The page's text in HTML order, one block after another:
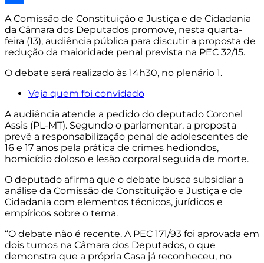
Share
A Comissão de Constituição e Justiça e de Cidadania
da Câmara dos Deputados promove, nesta quarta-
feira (13), audiência pública para discutir a proposta de
redução da maioridade penal prevista na PEC 32/15.
O debate será realizado às 14h30, no plenário 1.
Veja quem foi convidado
A audiência atende a pedido do deputado Coronel
Assis (PL-MT). Segundo o parlamentar, a proposta
prevê a responsabilização penal de adolescentes de
16 e 17 anos pela prática de crimes hediondos,
homicídio doloso e lesão corporal seguida de morte.
O deputado afirma que o debate busca subsidiar a
análise da Comissão de Constituição e Justiça e de
Cidadania com elementos técnicos, jurídicos e
empíricos sobre o tema.
“O debate não é recente. A PEC 171/93 foi aprovada em
dois turnos na Câmara dos Deputados, o que
demonstra que a própria Casa já reconheceu, no